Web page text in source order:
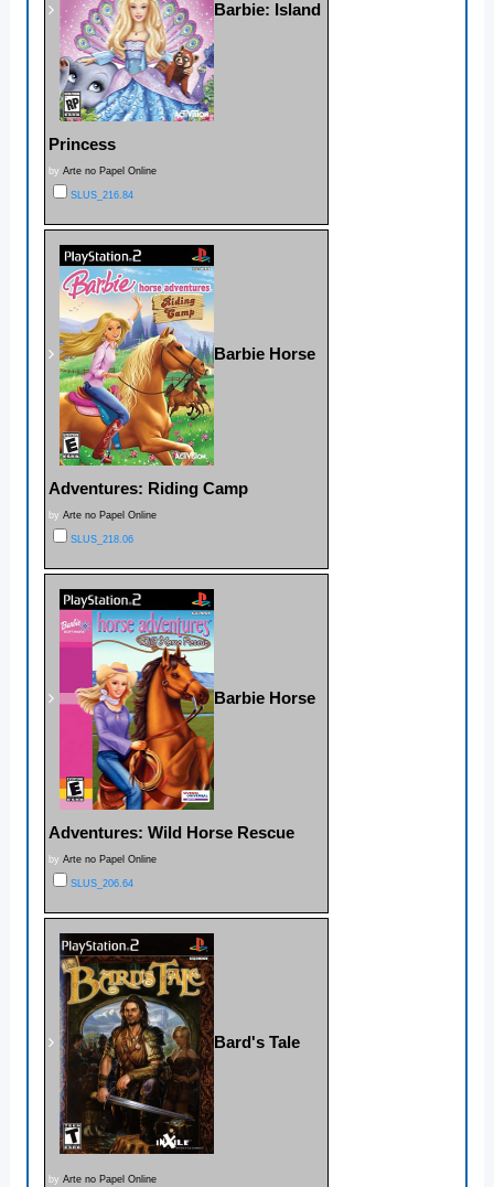
Barbie: Island
Princess
by Arte no Papel Online
SLUS_216.84
Barbie Horse
Adventures: Riding Camp
by Arte no Papel Online
SLUS_218.06
Barbie Horse
Adventures: Wild Horse Rescue
by Arte no Papel Online
SLUS_206.64
Bard's Tale
by Arte no Papel Online